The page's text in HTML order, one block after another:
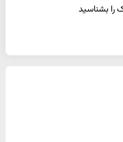
را بشناسید